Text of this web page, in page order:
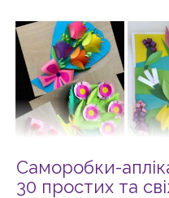
Саморобки-
30 простих та